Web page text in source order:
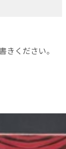
きください。